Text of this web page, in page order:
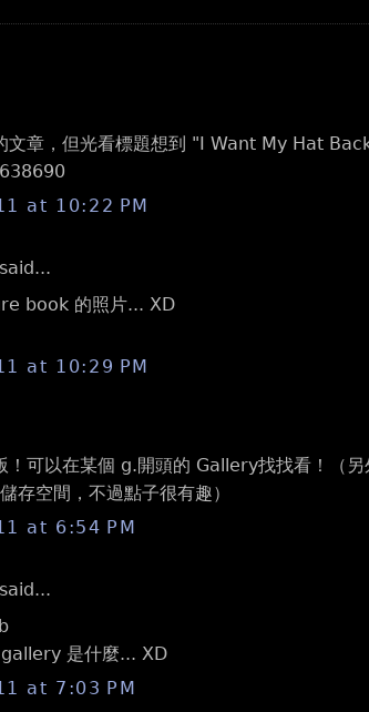
文章，但光看標題想到 "I Want My Hat
at 10:22 PM
said...
book 的照片... XD
at 10:29 PM
！可以在某個 g.開頭的 Gallery找找看！（
存空間，不過點子很有趣）
at 6:54 PM
said...
是什麼... XD
at 7:03 PM